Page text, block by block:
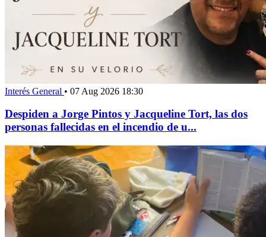
Interés General • 07 Aug 2026 18:30
Despiden a Jorge Pintos y Jacqueline Tort, las dos
personas fallecidas en el incendio de u...